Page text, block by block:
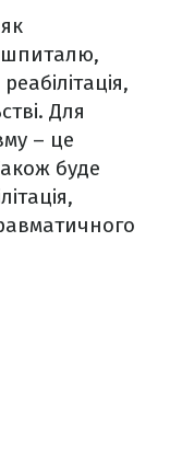
шпиталю,
Для
– це
буде